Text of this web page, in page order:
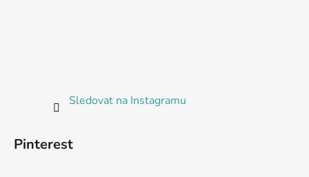
Sledovat na Instagramu
Pinterest